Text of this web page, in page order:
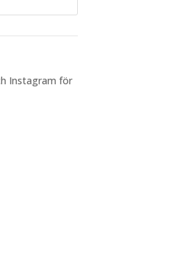
Instagram för